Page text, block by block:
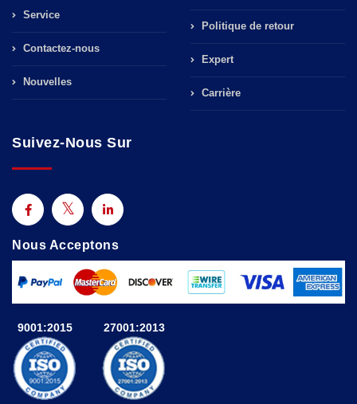
Service
Contactez-nous
Nouvelles
Politique de retour
Expert
Carrière
Suivez-Nous Sur
Nous Acceptons
9001:2015 27001:2013